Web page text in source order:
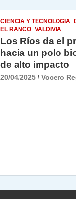
CIENCIA Y TECNOLOGÍA
EL RANCO VALDIVIA
Los Ríos da el
hacia un polo
de alto impacto
20/04/2025 Vocero